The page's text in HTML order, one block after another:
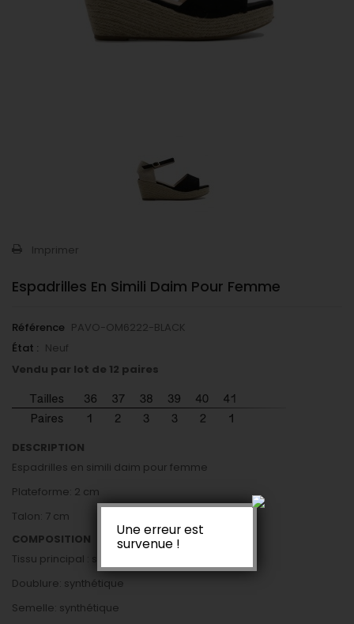
Imprimer
Espadrilles En Simili Daim Pour Femme
Référence PAVO-OM6222-BLACK
État : Neuf
Vendu par lot de 12 paires
DESCRIPTION
Espadrilles en simili daim pour femme
Plateforme: 2 cm
Talon: 7 cm
COMPOSITION
Tissu principal : synthétique
Doublure: synthétique
Semelle: synthétique
Une erreur est
survenue !